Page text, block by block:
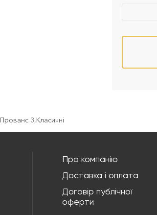
Прованс 3,Класичні
Про компанію
Доставка і оплата
Договір публічної
оферти